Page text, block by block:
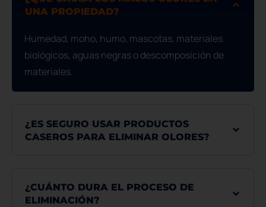
UNA PROPIEDAD?
Humedad, moho, humo, mascotas, materiales
biológicos, aguas negras o descomposición de
materiales.
¿ES SEGURO USAR PRODUCTOS
CASEROS PARA ELIMINAR OLORES?
¿CUÁNTO DURA EL PROCESO DE
ELIMINACIÓN?